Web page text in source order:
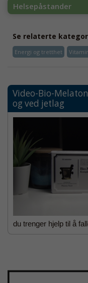
Helsepåstander
Se relaterte
Energi og tretthet
Video-Bio-
og ved jetlag
du trenger hjelp til å